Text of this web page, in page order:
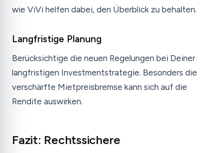
wie ViVi helfen dabei, den Überblick zu behalten.
Langfristige Planung
Berücksichtige die neuen Regelungen bei Deiner
langfristigen Investmentstrategie. Besonders die
verschärfte Mietpreisbremse kann sich auf die
Rendite auswirken.
Fazit: Rechtssichere